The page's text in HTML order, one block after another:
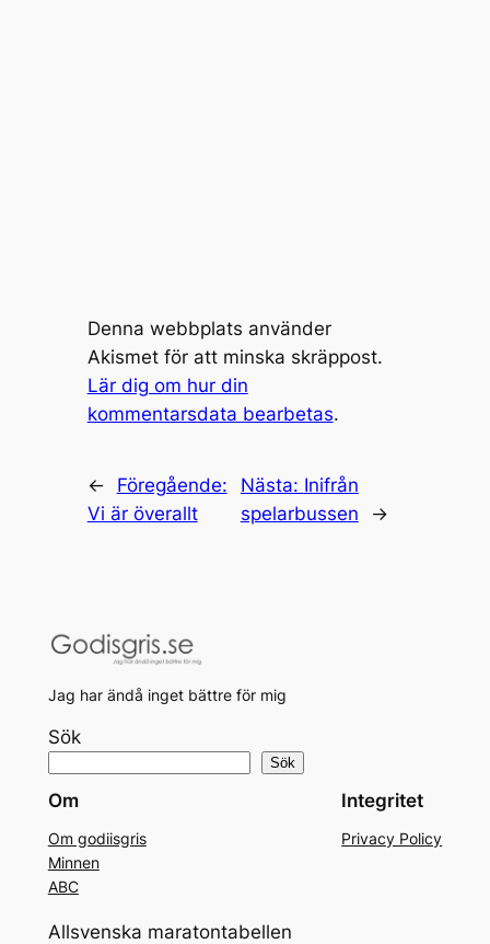
Denna webbplats använder
Akismet för att minska skräppost.
Lär dig om hur din
kommentarsdata bearbetas.
←
Föregående:
Vi är överallt
Nästa: Inifrån
spelarbussen
→
Jag har ändå inget bättre för mig
Sök
Sök
Om
Om godiisgris
Minnen
ABC
Integritet
Privacy Policy
Allsvenska maratontabellen